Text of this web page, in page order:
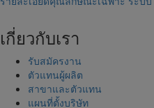
เกี่ยวกับเรา
รับสมัครงาน
ตัวแทนผู้ผลิต
สาขาและตัวแทน
แผนที่ตั้งบริษัท